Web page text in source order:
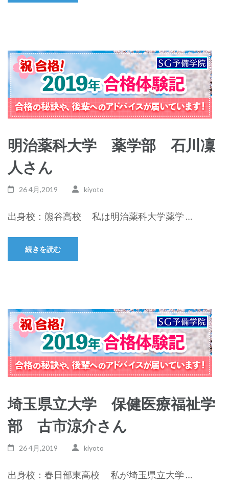
明治薬科大学 薬学部 石川凜
人さん
26 4月,2019 kiyoto
出身校：熊谷高校 私は明治薬科大学薬学 …
続きを読む
埼玉県立大学 保健医療福祉学
部 古市涼介さん
26 4月,2019 kiyoto
出身校：春日部東高校 私が埼玉県立大学 …